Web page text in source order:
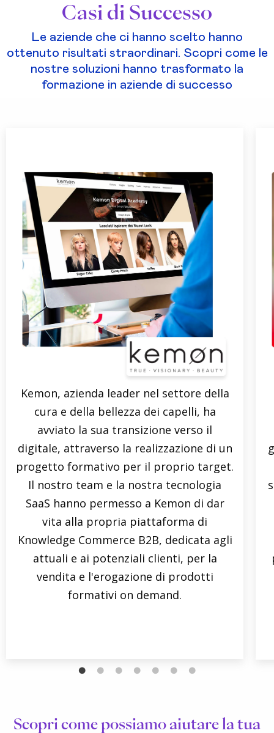
Casi di Successo
Le aziende che ci hanno scelto hanno
ottenuto risultati straordinari. Scopri come le
nostre soluzioni hanno trasformato la
formazione in aziende di successo
Kemon, azienda leader nel settore della
cura e della bellezza dei capelli, ha
avviato la sua transizione verso il
digitale, attraverso la realizzazione di un
progetto formativo per il proprio target.
Il nostro team e la nostra tecnologia
SaaS hanno permesso a Kemon di dar
vita alla propria piattaforma di
Knowledge Commerce B2B, dedicata agli
attuali e ai potenziali clienti, per la
vendita e l'erogazione di prodotti
formativi on demand.
Scopri come possiamo aiutare la tua